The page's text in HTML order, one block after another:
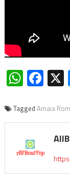
Tagged Amaia